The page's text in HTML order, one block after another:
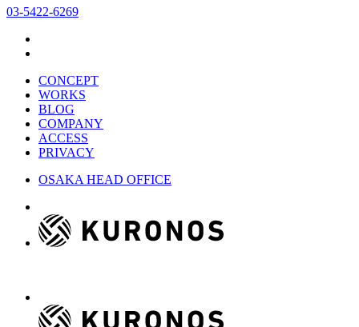
03-5422-6269
CONCEPT
WORKS
BLOG
COMPANY
ACCESS
PRIVACY
OSAKA HEAD OFFICE